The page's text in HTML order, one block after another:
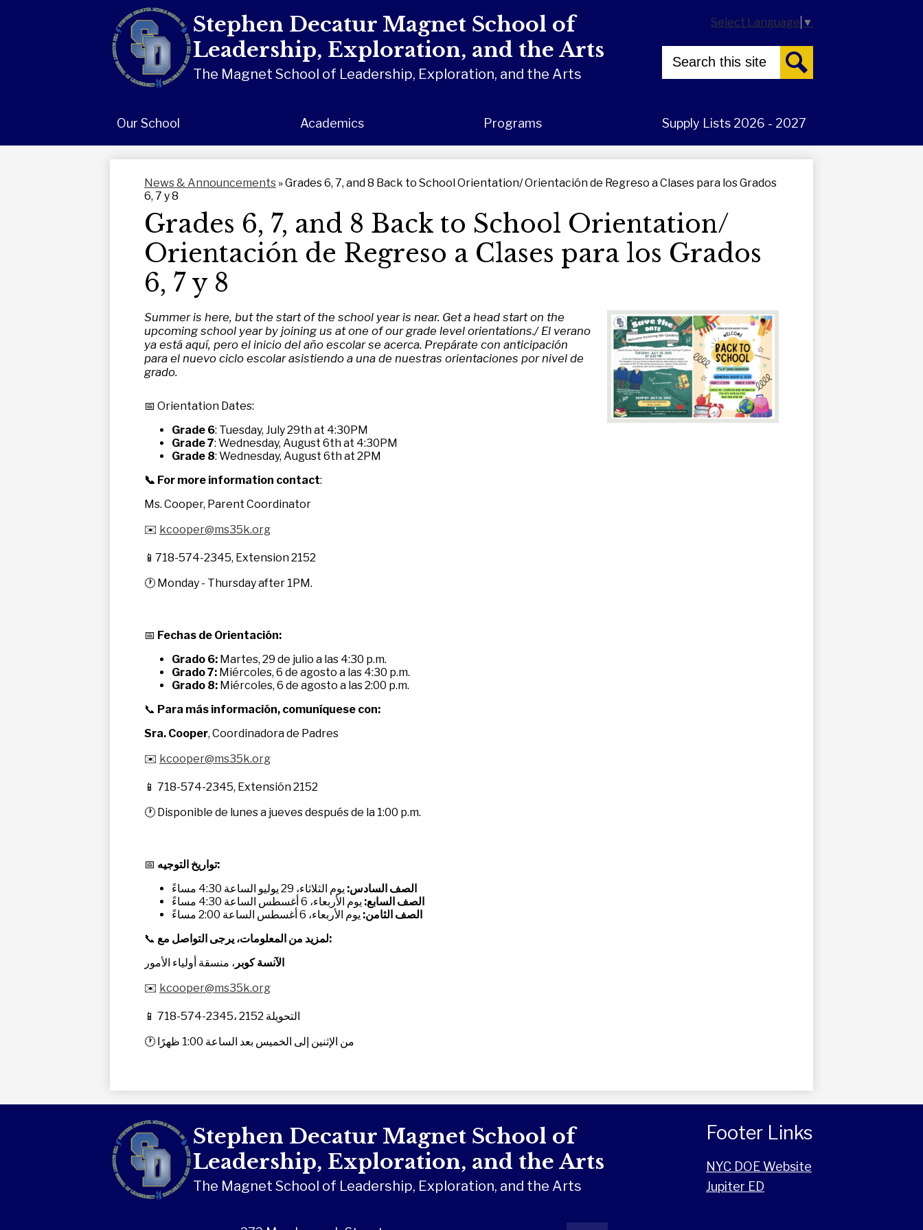
Stephen Decatur Magnet School of
Leadership, Exploration, and the Arts
The Magnet School of Leadership, Exploration, and the Arts
Our School Academics Programs Supply Lists 2026 - 2027
Select Language ▼
News & Announcements »Grades 6, 7, and 8 Back to School Orientation/ Orientación de Regreso a Clases para los Grados
6, 7 y 8
Grades 6, 7, and 8 Back to School Orientation/
Orientación de Regreso a Clases para los Grados
6, 7 y 8
Summer is here, but the start of the school year is near. Get a head start on the
upcoming school year by joining us at one of our grade level orientations./ El verano
ya está aquí, pero el inicio del año escolar se acerca. Prepárate con anticipación
para el nuevo ciclo escolar asistiendo a una de nuestras orientaciones por nivel de
grado.
📅 Orientation Dates:
Grade 6: Tuesday, July 29th at 4:30PM
Grade 7: Wednesday, August 6th at 4:30PM
Grade 8: Wednesday, August 6th at 2PM
📞 For more information contact:
Ms. Cooper, Parent Coordinator
✉️ kcooper@ms35k.org
📱718-574-2345, Extension 2152
🕐 Monday - Thursday after 1PM.
📅 Fechas de Orientación:
Grado 6: Martes, 29 de julio a las 4:30 p.m.
Grado 7: Miércoles, 6 de agosto a las 4:30 p.m.
Grado 8: Miércoles, 6 de agosto a las 2:00 p.m.
📞 Para más información, comuníquese con:
Sra. Cooper, Coordinadora de Padres
✉️ kcooper@ms35k.org
📱 718-574-2345, Extensión 2152
🕐 Disponible de lunes a jueves después de la 1:00 p.m.
📅
تواريخ التوجيه:
الصف السادس: يوم الثلاثاء، 29 يوليو الساعة 4:30 مساءً
الصف السابع: يوم الأربعاء، 6 أغسطس الساعة 4:30 مساءً
الصف الثامن: يوم الأربعاء، 6 أغسطس الساعة 2:00 مساءً
📞
لمزيد من المعلومات، يرجى التواصل مع:
الآنسة كوبر ، منسقة أولياء الأمور
✉️ kcooper@ms35k.org
📱 718-574-2345، التحويلة 2152
🕐 من الإثنين إلى الخميس بعد الساعة 1:00 ظهرًا
Stephen Decatur Magnet School of
Leadership, Exploration, and the Arts
The Magnet School of Leadership, Exploration, and the Arts
Footer Links
NYC DOE Website
Jupiter ED